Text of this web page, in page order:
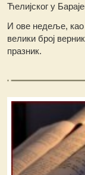
Ћелијског у
И ове недеље, као
велики број
празник.